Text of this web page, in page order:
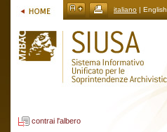
italiano | English
contrai l'albero